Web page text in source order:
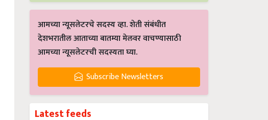
आमच्या न्यूसलेटरचे सदस्य व्हा. शेती संबंधीत
देशभरातील आताच्या बातम्या मेलवर वाचण्यासाठी
आमच्या न्यूसलेटरची सदस्यता घ्या.
Subscribe Newsletters
Latest feeds